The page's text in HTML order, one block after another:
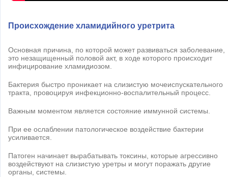
Происхождение хламидийного уретрита
Основная причина, по которой может развиваться заболевание,
это незащищенный половой акт, в ходе которого происходит
инфицирование хламидиозом.
Бактерия быстро проникает на слизистую мочеиспускательного
тракта, провоцируя инфекционно-воспалительный процесс.
Важным моментом является состояние иммунной системы.
При ее ослаблении патологическое воздействие бактерии
усиливается.
Патоген начинает вырабатывать токсины, которые агрессивно
воздействуют на слизистую уретры и могут поражать другие
органы, системы.